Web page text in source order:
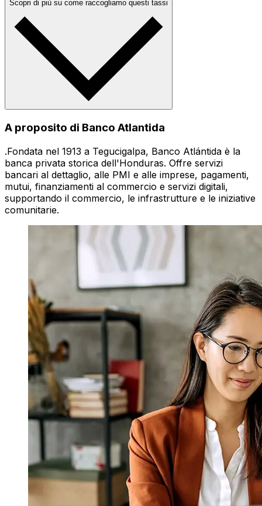
Scopri di più su come raccogliamo questi tassi
A proposito di Banco Atlantida
.Fondata nel 1913 a Tegucigalpa, Banco Atlántida è la
banca privata storica dell'Honduras. Offre servizi
bancari al dettaglio, alle PMI e alle imprese, pagamenti,
mutui, finanziamenti al commercio e servizi digitali,
supportando il commercio, le infrastrutture e le iniziative
comunitarie.